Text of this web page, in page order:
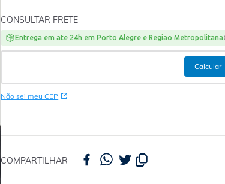
CONSULTAR FRETE
Entrega em ate 24h em Porto Alegre e Regiao Metropolitana
Não sei meu CEP
COMPARTILHAR